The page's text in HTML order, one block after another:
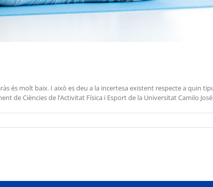
és molt baix. I això es deu a la incertesa existent respecte a quin
de Ciències de l’Activitat Física i Esport de la Universitat Camilo